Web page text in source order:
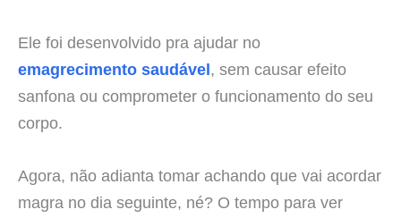
Ele foi desenvolvido pra ajudar no
emagrecimento saudável, sem causar efeito
sanfona ou comprometer o funcionamento do seu
corpo.
Agora, não adianta tomar achando que vai acordar
magra no dia seguinte, né? O tempo para ver